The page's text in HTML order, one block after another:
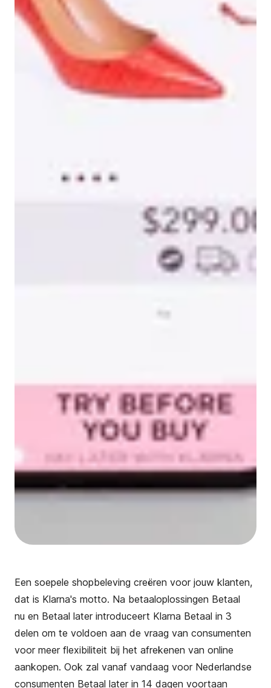
Een soepele shopbeleving creëren voor jouw klanten,
dat is Klarna's motto. Na betaaloplossingen Betaal
nu en Betaal laterintroduceert Klarna Betaal in 3
delen om te voldoen aan de vraag van consumenten
voor meer flexibiliteit bij het afrekenen van online
aankopen. Ook zal vanaf vandaag voor Nederlandse
consumenten Betaal later in 14 dagen voortaan